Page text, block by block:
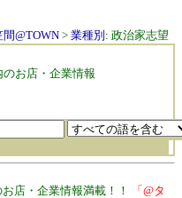
お店・企業情報
間@TOWN > 業種別 : 政治家志望
店・企業情報満載！！
「@タ